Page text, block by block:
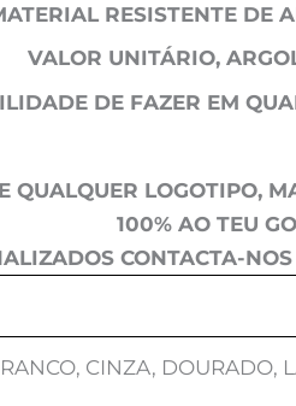
RESISTENTE DE
VALOR UNITÁRIO,
DE FAZER EM
QUALQUER LOGOTIPO,
100% AO TEU
CONTACTA-
CINZA, DOURADO,